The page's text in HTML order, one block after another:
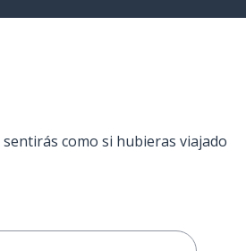
como si hubieras viajado